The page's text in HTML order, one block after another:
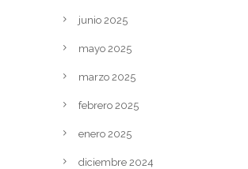
junio 2025
mayo 2025
marzo 2025
febrero 2025
enero 2025
diciembre 2024